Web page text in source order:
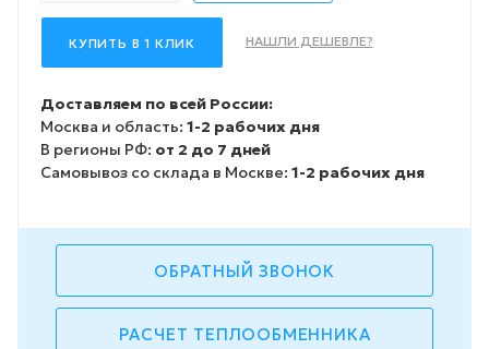
КУПИТЬ В 1 КЛИК НАШЛИ ДЕШЕВЛЕ?
Доставляем по всей России:
Москва и область: 1-2 рабочих дня
В регионы РФ: от 2 до 7 дней
Самовывоз со склада в Москве: 1-2 рабочих дня
ОБРАТНЫЙ ЗВОНОК
РАСЧЕТ ТЕПЛООБМЕННИКА